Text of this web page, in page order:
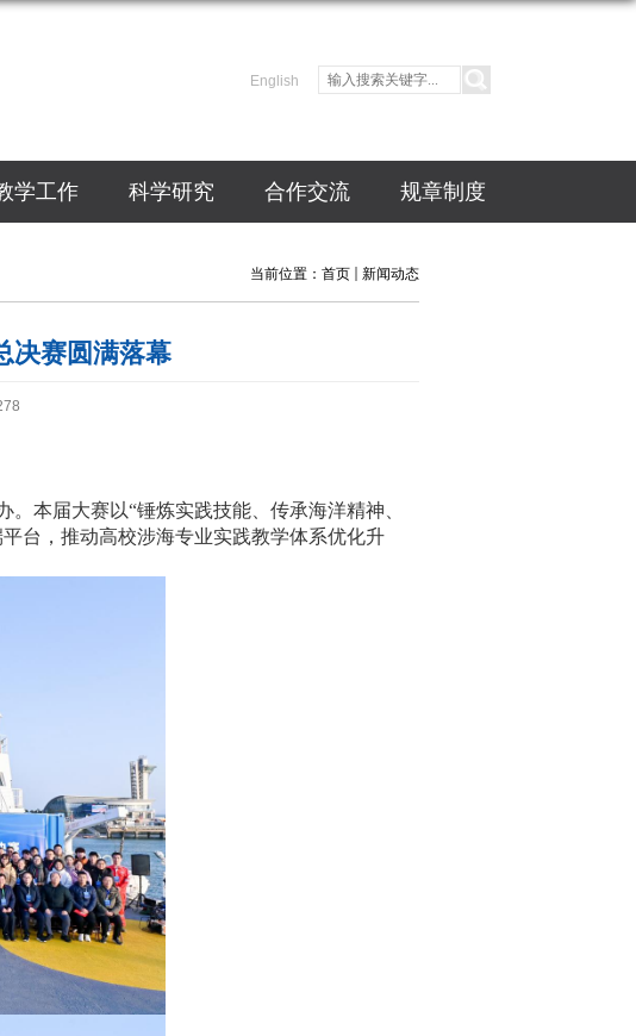
English
学工作 科学研究 合作交流 规章制度
当前位置： 首页 新闻动态
决赛圆满落幕
本届大赛以“锤炼实践技能、传承海洋精神、
台，推动高校涉海专业实践教学体系优化升